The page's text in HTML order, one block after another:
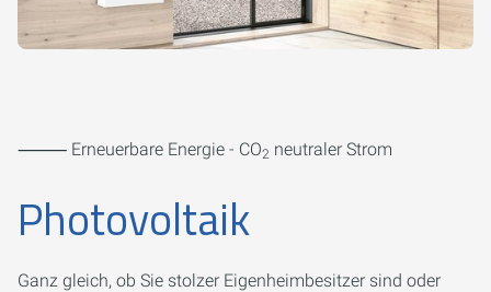
⸻ Erneuerbare Energie - CO2 neutraler Strom
Photovoltaik
Ganz gleich, ob Sie stolzer Eigenheimbesitzer sind oder